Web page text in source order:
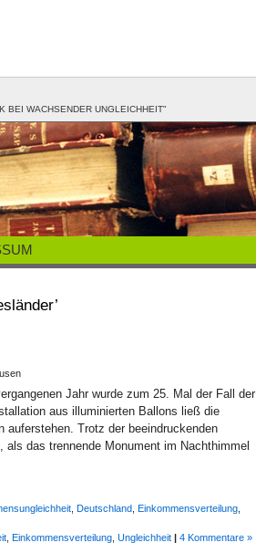
BEI WACHSENDER UNGLEICHHEIT"
Jahr wurde zum 25. Mal der Fall der
aus illuminierten Ballons ließ die
auferstehen. Trotz der beeindruckenden
das trennende Monument im Nachthimmel
Deutschland Einkommensverteilung
Einkommensverteilung Ungleichheit | 4 Kommentare »